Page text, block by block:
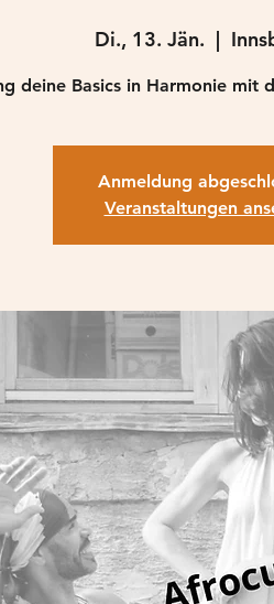
Di., 13. Jän.
  |
Anmeldung
Veranstaltungen